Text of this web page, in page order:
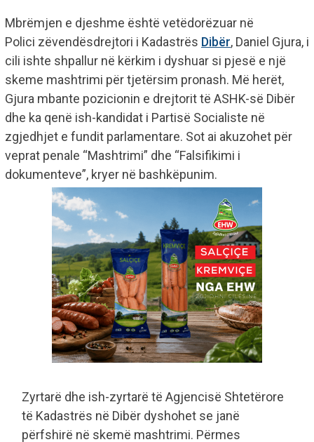
Mbrëmjen e djeshme është vetëdorëzuar në
Polici zëvendësdrejtori i Kadastrës Dibër, Daniel Gjura, i
cili ishte shpallur në kërkim i dyshuar si pjesë e një
skeme mashtrimi për tjetërsim pronash. Më herët,
Gjura mbante pozicionin e drejtorit të ASHK-së Dibër
dhe ka qenë ish-kandidat i Partisë Socialiste në
zgjedhjet e fundit parlamentare. Sot ai akuzohet për
veprat penale “Mashtrimi” dhe “Falsifikimi i
dokumenteve”, kryer në bashkëpunim.
Zyrtarë dhe ish-zyrtarë të Agjencisë Shtetërore
të Kadastrës në Dibër dyshohet se janë
përfshirë në skemë mashtrimi. Përmes